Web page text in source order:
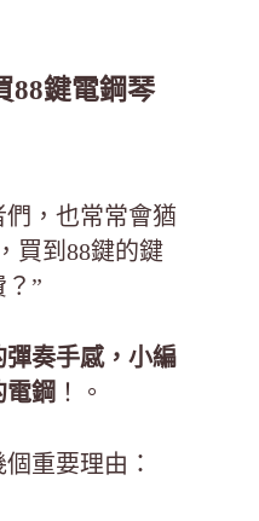
88鍵電鋼琴
，也常常會猶
買到88鍵的鍵
”
奏手感，小編
電鋼 ！。
重要理由：